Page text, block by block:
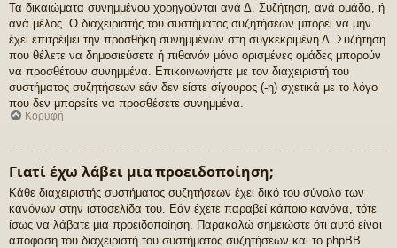
Τα δικαιώματα συνημμένου χορηγούνται ανά Δ. Συζήτηση, ανά ομάδα, ή
ανά μέλος. Ο διαχειριστής του συστήματος συζητήσεων μπορεί να μην
έχει επιτρέψει την προσθήκη συνημμένων στη συγκεκριμένη Δ. Συζήτηση
που θέλετε να δημοσιεύσετε ή πιθανόν μόνο ορισμένες ομάδες μπορούν
να προσθέτουν συνημμένα. Επικοινωνήστε με τον διαχειριστή του
συστήματος συζητήσεων εάν δεν είστε σίγουρος (-η) σχετικά με το λόγο
που δεν μπορείτε να προσθέσετε συνημμένα.
Κορυφή
Γιατί έχω λάβει μια προειδοποίηση;
Κάθε διαχειριστής συστήματος συζητήσεων έχει δικό του σύνολο των
κανόνων στην ιστοσελίδα του. Εάν έχετε παραβεί κάποιο κανόνα, τότε
ίσως να λάβατε μια προειδοποίηση. Παρακαλώ σημειώστε ότι αυτό είναι
απόφαση του διαχειριστή του συστήματος συζητήσεων και το phpBB